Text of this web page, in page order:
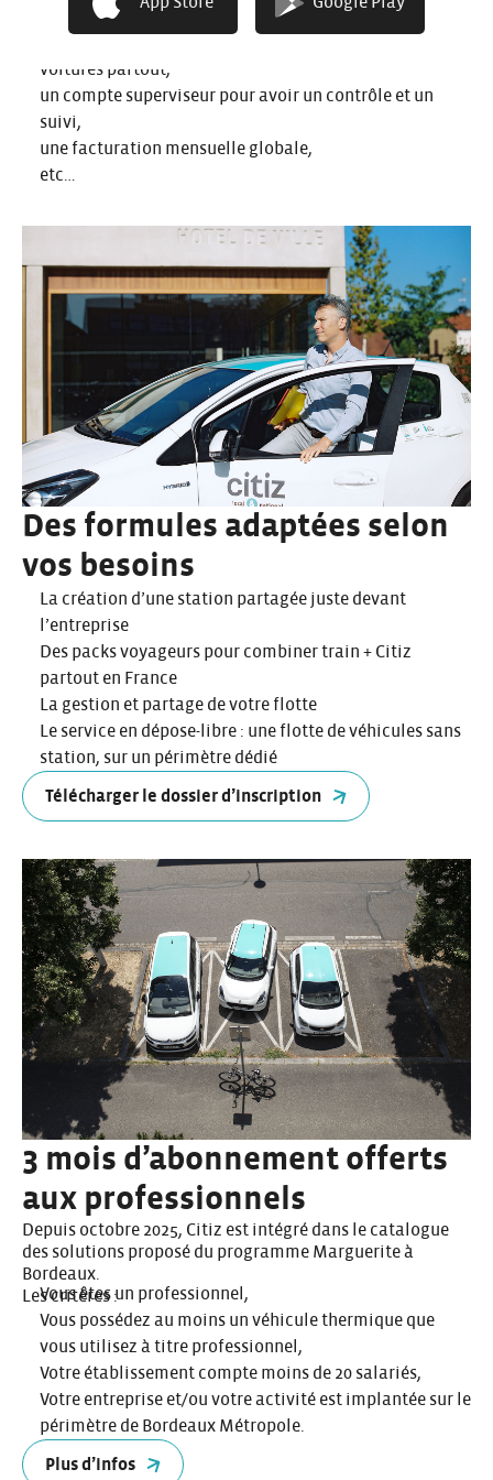
marque employeur,
voitures partout,
un compte superviseur pour avoir un contrôle et un
suivi,
une facturation mensuelle globale,
etc…
Des formules adaptées selon
vos besoins
La création d’une station partagée juste devant
l’entreprise
Des packs voyageurs pour combiner train + Citiz
partout en France
La gestion et partage de votre flotte
Le service en dépose-libre : une flotte de véhicules sans
station, sur un périmètre dédié
Télécharger le dossier d’inscription
3 mois d’abonnement offerts
aux professionnels
Depuis octobre 2025, Citiz est intégré dans le catalogue
des solutions proposé du programme Margueriteà
Bordeaux.
Les critères :
Vous êtes un professionnel,
Vous possédez au moins un véhicule thermique que
vous utilisez à titre professionnel,
Votre établissement compte moins de 20 salariés,
Votre entreprise et/ou votre activité est implantée sur le
périmètre de Bordeaux Métropole.
Plus d’infos